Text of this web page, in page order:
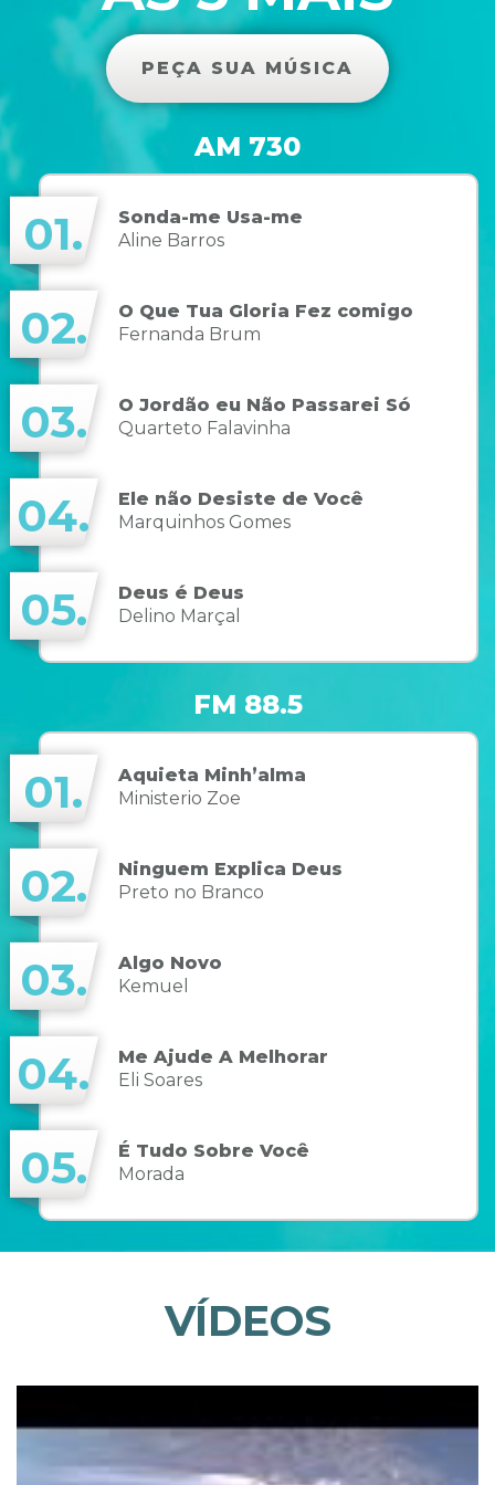
PEÇA SUA MÚSICA
AM 730
01.
Sonda-me Usa-me
Aline Barros
02.
O Que Tua Gloria Fez comigo
Fernanda Brum
03.
O Jordão eu Não Passarei Só
Quarteto Falavinha
04.
Ele não Desiste de Você
Marquinhos Gomes
05.
Deus é Deus
Delino Marçal
FM 88.5
01.
Aquieta Minh’alma
Ministerio Zoe
02.
Ninguem Explica Deus
Preto no Branco
03.
Algo Novo
Kemuel
04.
Me Ajude A Melhorar
Eli Soares
05.
É Tudo Sobre Você
Morada
VÍDEOS